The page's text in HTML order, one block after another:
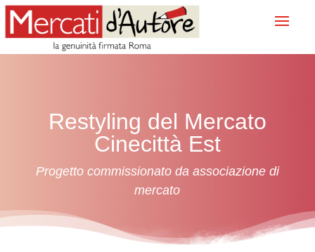
Restyling del Mercato
Cinecittà Est
Progetto commissionato da associazione di
mercato